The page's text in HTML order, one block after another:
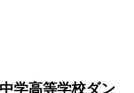
学高等学校ダン